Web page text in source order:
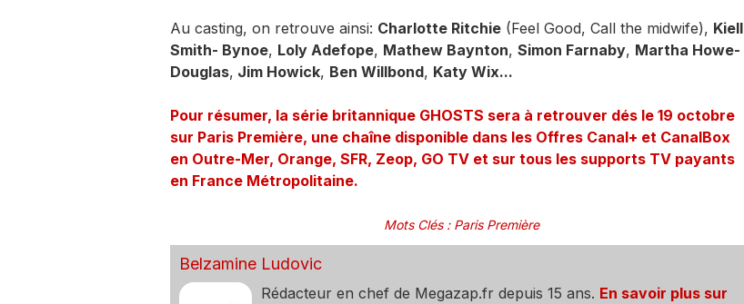
Au casting, on retrouve ainsi: Charlotte Ritchie(Feel Good, Call the midwife), Kiell
Smith- Bynoe, Loly Adefope, Mathew Baynton, Simon Farnaby, Martha Howe-
Douglas, Jim Howick, Ben Willbond, Katy Wix...
Pour résumer, la série britannique GHOSTS sera à retrouver dés le 19 octobre
sur Paris Première, une chaîne disponible dans les Offres Canal+ et CanalBox
en Outre-Mer, Orange, SFR, Zeop, GO TV et sur tous les supports TV payants
en France Métropolitaine.
Mots Clés: Paris Première
Belzamine Ludovic
Rédacteur en chef de Megazap.fr depuis 15 ans. En savoir plus sur